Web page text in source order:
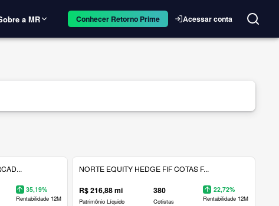
a MR Conhecer Retorno Prime Acessar conta
35,19%
Rentabilidade 12M
NORTE EQUITY HEDGE FIF COTAS F...
R$ 216,88 mi
Patrimônio Líquido
380
Cotistas
22,72%
Rentabilidade 12M